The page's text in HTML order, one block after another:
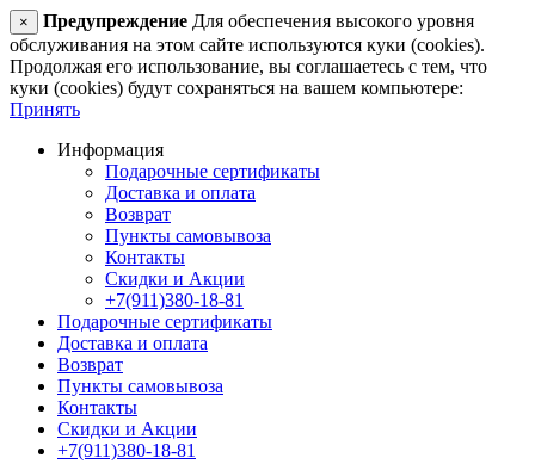
× Предупреждение Для обеспечения высокого уровня
обслуживания на этом сайте используются куки (cookies).
Продолжая его использование, вы соглашаетесь с тем, что
куки (cookies) будут сохраняться на вашем компьютере:
Принять
Информация
Подарочные сертификаты
Доставка и оплата
Возврат
Пункты самовывоза
Контакты
Скидки и Акции
+7(911)380-18-81
Подарочные сертификаты
Доставка и оплата
Возврат
Пункты самовывоза
Контакты
Скидки и Акции
+7(911)380-18-81